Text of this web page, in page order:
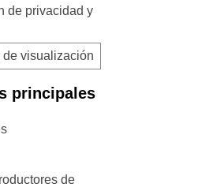
de privacidad y
de visualización
principales
de